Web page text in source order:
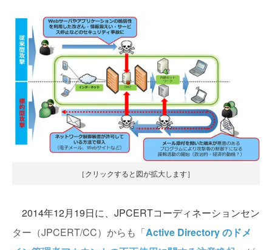
［クリックすると図が拡大します］
2014年12月19日に、JPCERTコーディネーションセン
ター（JPCERT/CC）からも「Active Directory のドメ